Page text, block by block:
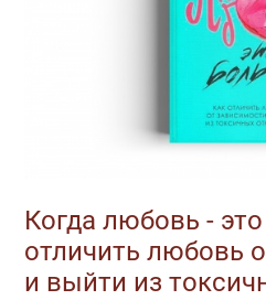
Когда любовь -
отличить любовь
и выйти из